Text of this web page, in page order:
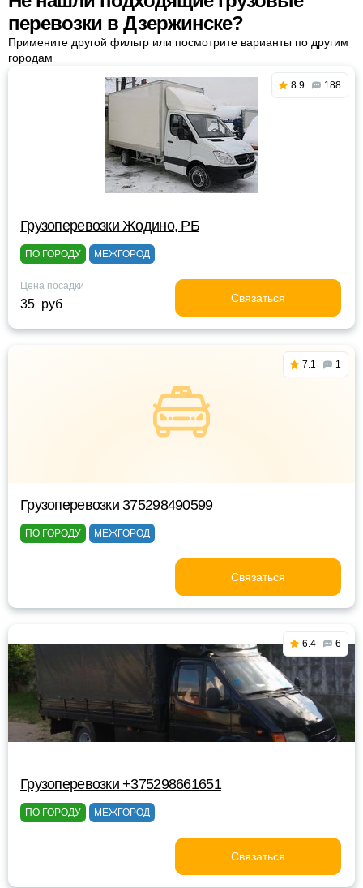
перевозки в Дзержинске?
Примените другой фильтр или посмотрите варианты по другим
городам
8.9 188
Грузоперевозки Жодино, РБ
ПО ГОРОДУ МЕЖГОРОД
Цена посадки
35 руб Связаться
7.1 1
Грузоперевозки 375298490599
ПО ГОРОДУ МЕЖГОРОД
Связаться
6.4 6
Грузоперевозки +375298661651
ПО ГОРОДУ МЕЖГОРОД
Связаться